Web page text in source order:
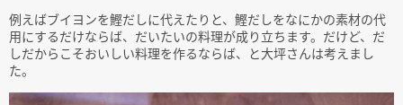
例えばブイヨンを鰹だしに代えたりと、鰹だしをなにかの素材の代
用にするだけならば、だいたいの料理が成り立ちます。だけど、だ
しだからこそおいしい料理を作るならば、と大坪さんは考えまし
た。